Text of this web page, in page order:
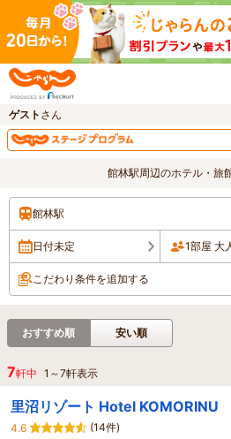
ゲスト さん
館林駅周辺のホテル・旅
館林駅
日付未定 1部屋 大
こだわり条件を追加する
おすすめ順 安い順
7軒中 1 ～7軒表示
里沼リゾート Hotel KOMORINU
4.6
(14件)